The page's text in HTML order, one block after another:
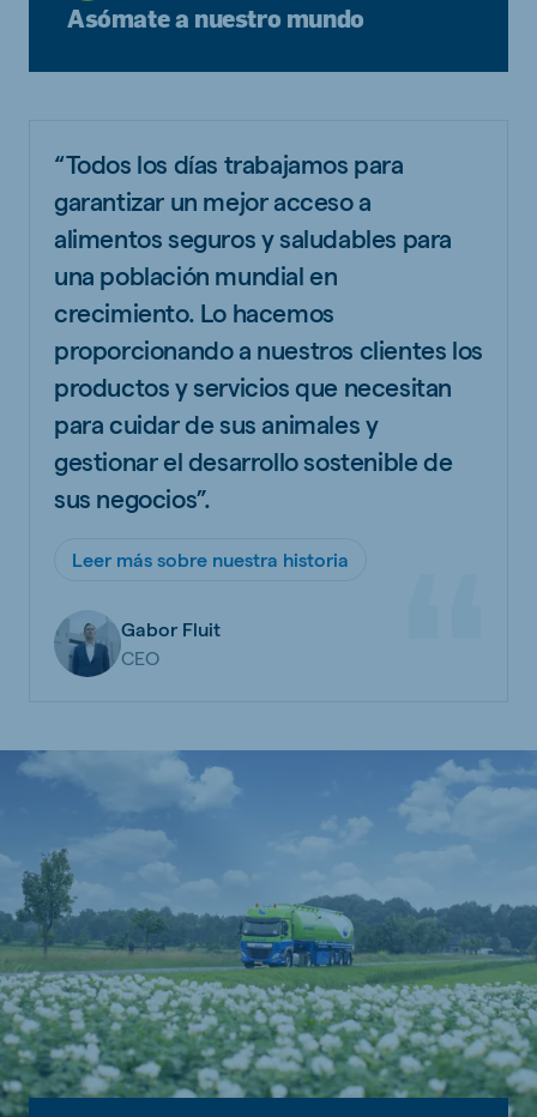
Asómate a nuestro mundo
“Todos los días trabajamos para
garantizar un mejor acceso a
alimentos seguros y saludables para
una población mundial en
crecimiento. Lo hacemos
proporcionando a nuestros clientes los
productos y servicios que necesitan
para cuidar de sus animales y
gestionar el desarrollo sostenible de
sus negocios”.
Leer más sobre nuestra historia
Gabor Fluit
CEO